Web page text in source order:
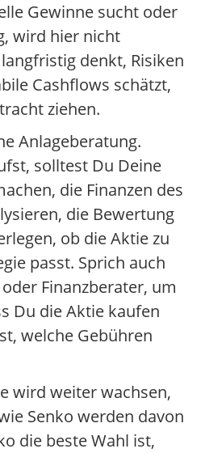
Gewinne sucht oder
wird hier nicht
denkt, Risiken
Cashflows schätzt,
ziehen.
Anlageberatung.
solltest Du Deine
die Finanzen des
die Bewertung
ob die Aktie zu
passt. Sprich auch
Finanzberater, um
Du die Aktie kaufen
welche Gebühren
wird weiter wachsen,
Senko werden davon
die beste Wahl ist,